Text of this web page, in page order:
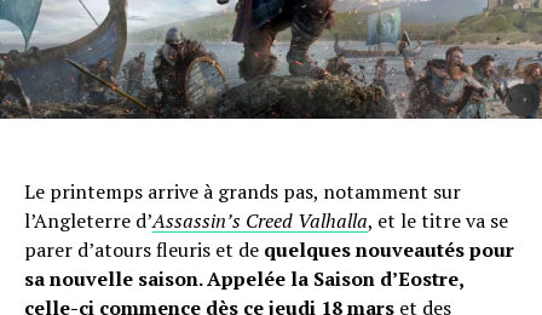
Le printemps arrive à grands pas, notamment sur
l’Angleterre d’Assassin’s Creed Valhalla, et le titre va se
parer d’atours fleuris et de quelques nouveautés pour
sa nouvelle saison. Appelée la Saison d’Eostre,
celle-ci commence dès ce jeudi 18 mars et des